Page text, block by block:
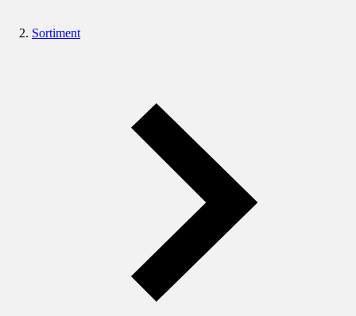
Sortiment